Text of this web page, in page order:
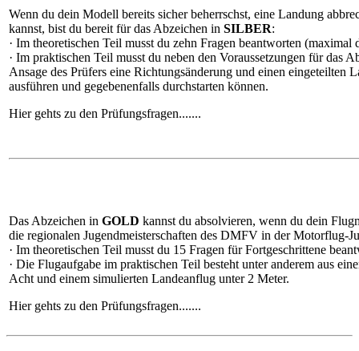
Wenn du dein Modell bereits sicher beherrschst, eine Landung
kannst, bist du bereit für das Abzeichen in SILBER:
· Im theoretischen Teil musst du zehn Fragen beantworten (maximal
· Im praktischen Teil musst du neben den Voraussetzungen für das
Ansage des Prüfers eine Richtungsänderung und einen eingeteilten
ausführen und gegebenenfalls durchstarten können.
Hier gehts zu den Prüfungsfragen.......
Das Abzeichen in GOLD kannst du absolvieren, wenn du dein
die regionalen Jugendmeisterschaften des DMFV in der Motorflug-
· Im theoretischen Teil musst du 15 Fragen für Fortgeschrittene
· Die Flugaufgabe im praktischen Teil besteht unter anderem aus
Acht und einem simulierten Landeanflug unter 2 Meter.
Hier gehts zu den Prüfungsfragen.......